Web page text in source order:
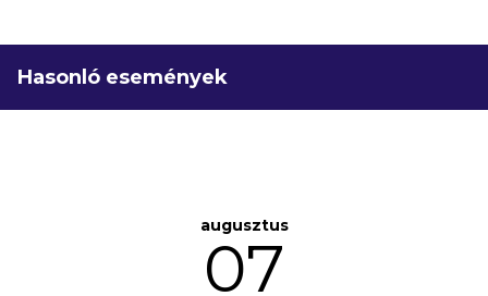
Hasonló események
augusztus
07